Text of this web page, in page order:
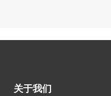
关于我们